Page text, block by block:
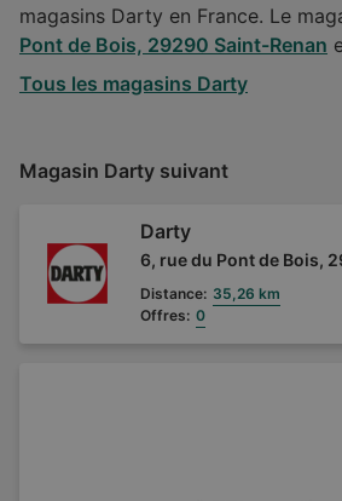
magasins Darty en France. Le
Pont de Bois, 29290 Saint-Renan
Tous les magasins Darty
Magasin Darty suivant
Darty
6, rue du Pont de Bois,
Distance: 35,26 km
Offres: 0